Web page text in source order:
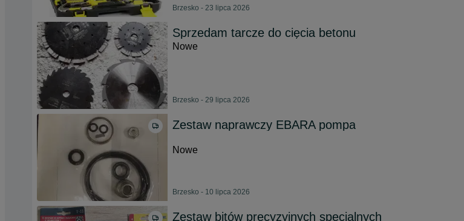
Brzesko - 23 lipca 2026
Sprzedam tarcze do cięcia betonu
Nowe
Brzesko - 29 lipca 2026
Zestaw naprawczy EBARA pompa
Nowe
Brzesko - 10 lipca 2026
Zestaw bitów precyzyjnych specjalnych